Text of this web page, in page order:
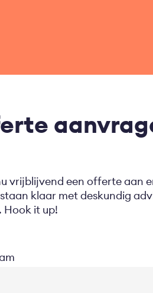
vrijblijvend een offerte aan
klaar met deskundig
Hook it up!